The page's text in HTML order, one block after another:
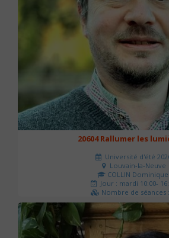
20604 Rallumer les
Université d'été
Louvain-la-Neuve
COLLIN Dominique
Jour : mardi 10:00-
Nombre de séances
60 €